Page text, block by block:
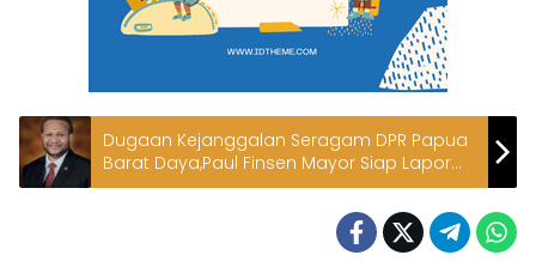
Dugaan Kejanggalan Seragam DPR Papua
Barat Daya,Paul Finsen Mayor Siap Lapor
Kapolri